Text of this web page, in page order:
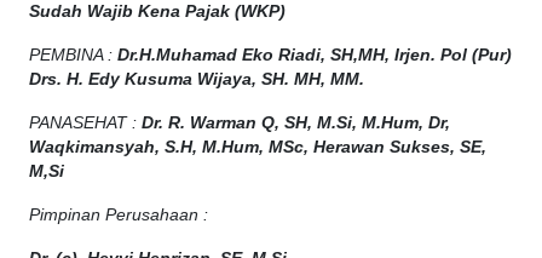
Sudah Wajib Kena Pajak (WKP)
PEMBINA : Dr.H.Muhamad Eko Riadi, SH,MH, Irjen. Pol (Pur)
Drs. H. Edy Kusuma Wijaya, SH. MH, MM.
PANASEHAT : Dr. R. Warman Q, SH, M.Si, M.Hum, Dr,
Waqkimansyah, S.H, M.Hum, MSc, Herawan Sukses, SE,
M,Si
Pimpinan Perusahaan :